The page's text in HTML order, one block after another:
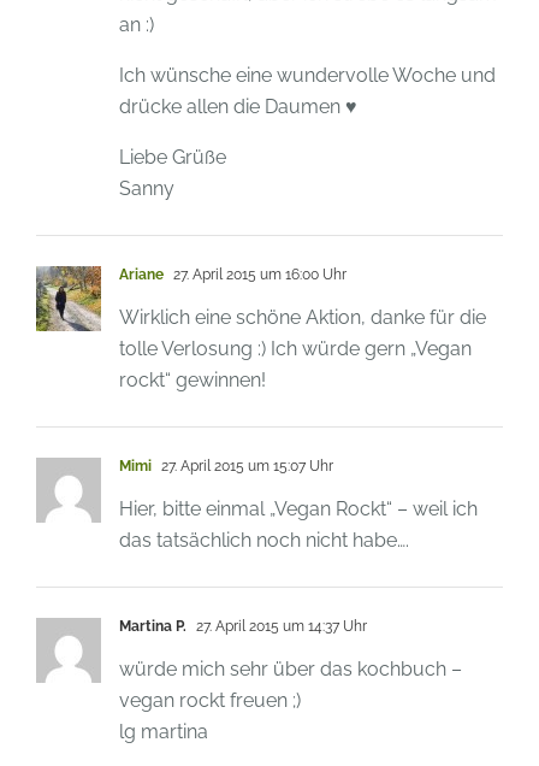
an :)
Ich wünsche eine wundervolle Woche und
drücke allen die Daumen ♥
Liebe Grüße
Sanny
Ariane 27. April 2015 um 16:00 Uhr
Wirklich eine schöne Aktion, danke für die
tolle Verlosung :) Ich würde gern „Vegan
rockt“ gewinnen!
Mimi 27. April 2015 um 15:07 Uhr
Hier, bitte einmal „Vegan Rockt“ – weil ich
das tatsächlich noch nicht habe….
Martina P. 27. April 2015 um 14:37 Uhr
würde mich sehr über das kochbuch –
vegan rockt freuen ;)
lg martina